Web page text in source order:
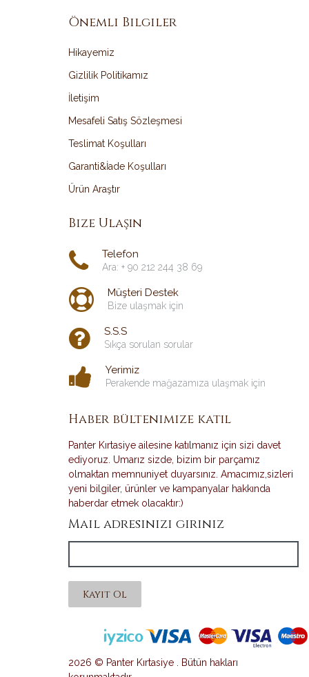
Önemli Bilgiler
Hikayemiz
Gizlilik Politikamız
İletişim
Mesafeli Satış Sözleşmesi
Teslimat Koşulları
Garanti&İade Koşulları
Ürün Araştır
Bize Ulaşın
Telefon
Ara: + 90 212 244 38 69
Müşteri Destek
Bize ulaşmak için
S.S.S
Sıkça sorulan sorular
Yerimiz
Perakende mağazamıza ulaşmak için
Haber bültenimize katıl
Panter Kırtasiye ailesine katılmanız için sizi davet
ediyoruz. Umarız sizde, bizim bir parçamız
olmaktan memnuniyet duyarsınız. Amacımız,sizleri
yeni bilgiler, ürünler ve kampanyalar hakkında
haberdar etmek olacaktır:)
Mail adresinizi giriniz
Kayıt Ol
2026 © Panter Kırtasiye . Bütün hakları